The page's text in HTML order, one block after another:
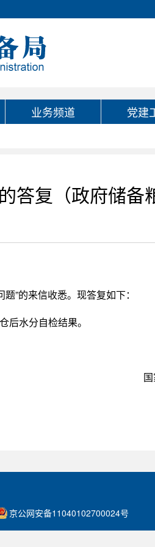
业务频道 党建
答复（政府储备
”的来信收悉。现答复如下：
后水分自检结果。
京公网安备11040102700024号